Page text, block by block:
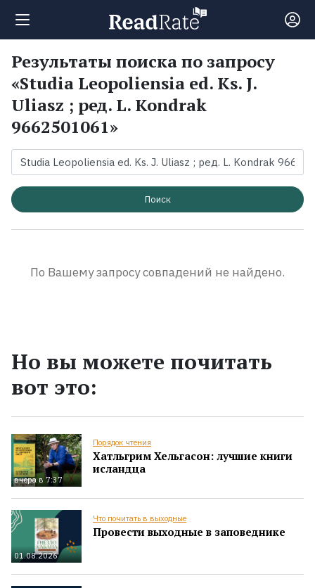
Поиск
Новости
Рейтинги
Книги
Результаты поиска по запросу
«Studia Leopoliensia ed. Ks. J.
Uliasz ; ред. L. Kondrak
9662501061»
Поиск
По Вашему запросу совпадений не найдено.
Но вы можете почитать
вот это:
вчера в 7:37
Порядок чтения
Хатльгрим Хельгасон: лучшие книги
исландца
01.08.2026
Что почитать в выходные
Провести выходные в заповеднике